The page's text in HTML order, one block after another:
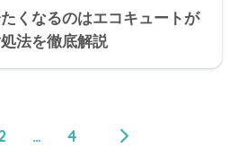
くなるのはエコキュートが
法を徹底解説
… 4